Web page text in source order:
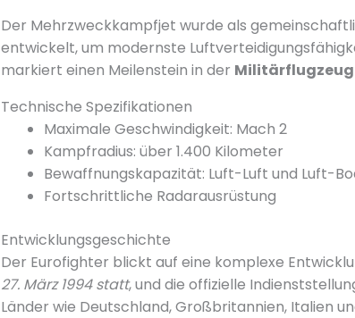
Der Mehrzweckkampfjet wurde als
entwickelt, um modernste
markiert einen Meilenstein in der
Technische Spezifikationen
Maximale Geschwindigkeit: Mach 2
Kampfradius: über 1.400 Kilometer
Bewaffnungskapazität: Luft-Luft und Luft-
Fortschrittliche Radarausrüstung
Entwicklungsgeschichte
Der Eurofighter blickt auf eine komplexe
27. März 1994 statt, und die offizielle
Länder wie Deutschland, Großbritannien, Italien